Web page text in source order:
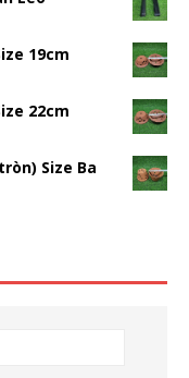
19cm
22cm
Size Ba